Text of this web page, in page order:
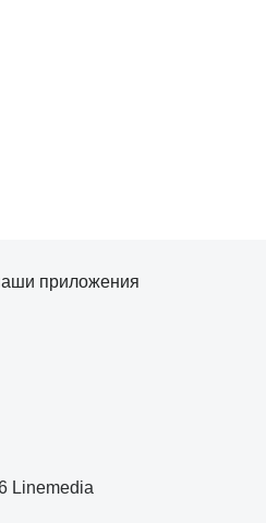
Linemedia
приложения